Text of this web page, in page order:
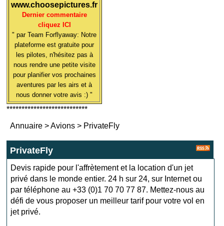
www.choosepictures.fr
Dernier commentaire
cliquez ICI
" par Team Forflyaway: Notre
plateforme est gratuite pour
les pilotes, n'hésitez pas à
nous rendre une petite visite
pour planifier vos prochaines
aventures par les airs et à
nous donner votre avis :) "
***************************
Annuaire >Avions > PrivateFly
PrivateFly
Devis rapide pour l'affrètement et la location d'un jet
privé dans le monde entier. 24 h sur 24, sur Internet ou
par téléphone au +33 (0)1 70 70 77 87. Mettez-nous au
défi de vous proposer un meilleur tarif pour votre vol en
jet privé.